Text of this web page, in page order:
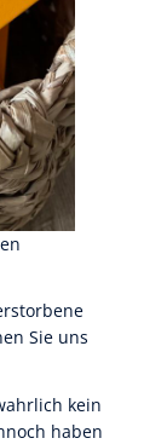
Sie uns
kein
haben